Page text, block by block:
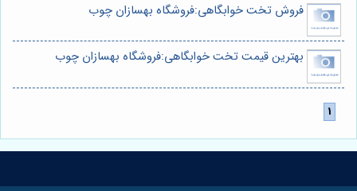
فروش تخت خوابگاهی:فروشگاه بهسازان چوب
بهترین قیمت تخت خوابگاهی:فروشگاه بهسازان چوب